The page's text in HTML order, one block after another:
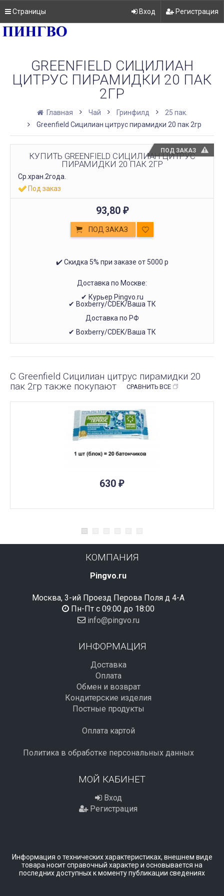
Страницы Вход Регистрация
GREENFIELD СИЦИЛИАН
ЦИТРУС ПИРАМИДКИ 20 ПАК
2ГР
Главная Чай Гринфилд
25 пак.
Greenfield Сицилиан цитрус пирамидки 20 пак 2гр
ПОД ЗАКАЗ
КУПИТЬ GREENFIELD СИЦИЛИАН ЦИТРУС
ПИРАМИДКИ 20 ПАК 2ГР
Ср.хран.2года.
Под заказ
93,80 ₽
ПОД ЗАКАЗ
✔️ Скидка 5% при заказе от 5000 р
Доставка по Москве:
✔ Курьер Pingvo.ru
✔ Boxberry/CDEK/Ваша ТК
Доставка по РФ
✔ Boxberry/CDEK/Ваша ТК
С Greenfield Сицилиан цитрус пирамидки 20
пак 2гр также покупают
СРАВНИТЬ ВСЕ
630 ₽
КОМПАНИЯ
Pingvo.ru
Москва, 3-ий Проезд Перова Поля д 4-А
Пн-Пт с 09:00 до 18:00
info@pingvo.ru
ИНФОРМАЦИЯ
Доставка
Оплата
Обмен и возврат
Кондитерские изделия
Постные продукты
Оплата картой
Политика в обработке персональных данных
МОЙ КАБИНЕТ
Вход
Регистрация
Информация о технических характеристиках, внешнем виде
товара носит справочный характер и основывается на
последних доступных к моменту публикации сведениях